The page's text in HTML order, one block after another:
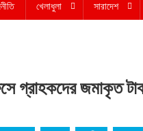
খেলাধুলা সারাদেশ
গ্রাহকদের জমাকৃত